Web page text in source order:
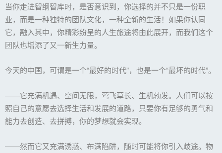
当你走进智纲智库时，是否意识到，你选择的并不只是一份职
业，而是一种独特的团队文化，一种全新的生活！如果你认同
它，融入其中，你精彩纷呈的人生旅途将由此展开，而我们这个
团队也增添了又一新生力量。
今天的中国，可谓是一个“最好的时代”，也是一个“最坏的时代”。
——它充满机遇、空间无限，莺飞草长、生机勃发。人们可以按
照自己的意愿去选择生活和发展的道路，只要你有足够的勇气和
能力去创造、去拼搏，你的梦想就会实现。
——然而它又充满诱惑、布满陷阱，随时可能将你引入歧途。物